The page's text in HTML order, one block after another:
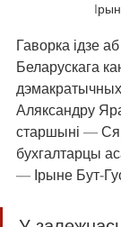
Гаворка ідзе
Беларускага
Аляксандру
старшыні —
бухгалтарцы
— Ірыне Бут-